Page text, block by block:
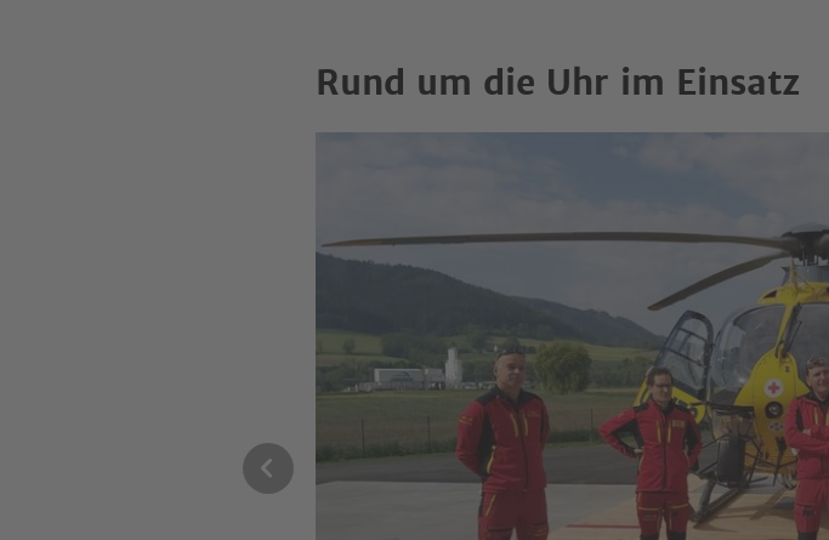
Rund um die Uhr im Einsatz